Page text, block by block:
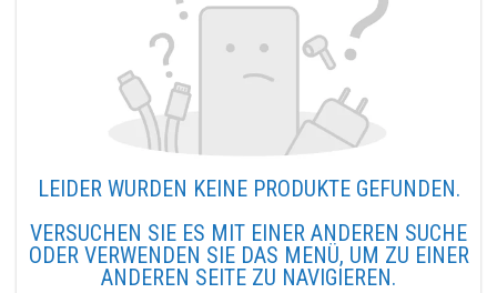
LEIDER WURDEN KEINE PRODUKTE GEFUNDEN.
VERSUCHEN SIE ES MIT EINER ANDEREN SUCHE
ODER VERWENDEN SIE DAS MENÜ, UM ZU EINER
ANDEREN SEITE ZU NAVIGIEREN.